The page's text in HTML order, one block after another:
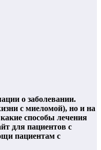
о заболевании.
с миеломой), но и на
способы лечения
для пациентов с
пациентам с